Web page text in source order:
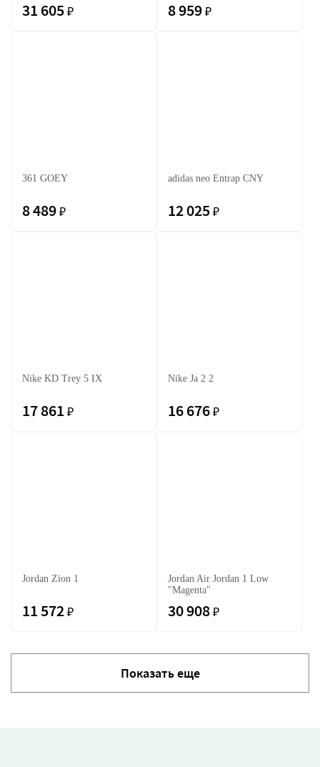
31 605 ₽ 8 959 ₽
361 GOEY
8 489 ₽
adidas neo Entrap CNY
12 025 ₽
Nike KD Trey 5 IX
17 861 ₽
Nike Ja 2 2
16 676 ₽
Jordan Zion 1
11 572 ₽
Jordan Air Jordan 1 Low
"Magenta"
30 908 ₽
Показать еще